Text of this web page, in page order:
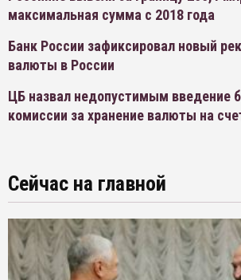
максимальная сумма с 2018 года
Банк России зафиксировал новый
валюты в России
ЦБ назвал недопустимым введение
комиссии за хранение валюты на
Сейчас на главной